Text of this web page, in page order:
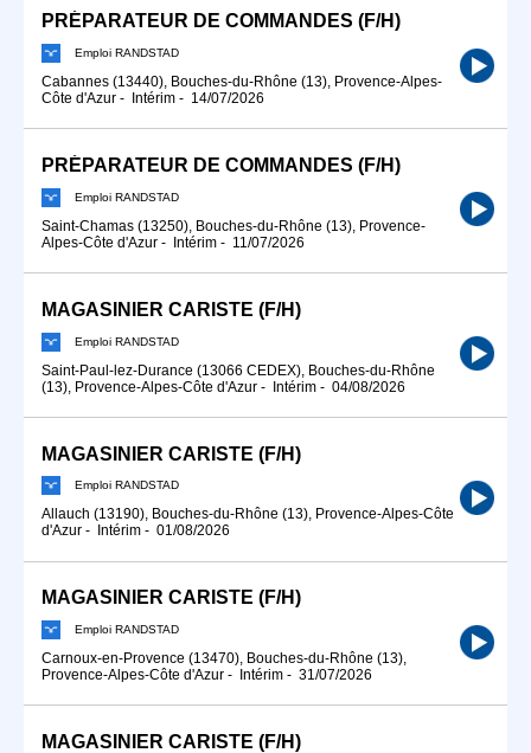
PRÉPARATEUR DE COMMANDES (F/H)
Emploi RANDSTAD
Cabannes (13440), Bouches-du-Rhône (13), Provence-Alpes-
Côte d'Azur - Intérim - 14/07/2026
PRÉPARATEUR DE COMMANDES (F/H)
Emploi RANDSTAD
Saint-Chamas (13250), Bouches-du-Rhône (13), Provence-
Alpes-Côte d'Azur - Intérim - 11/07/2026
MAGASINIER CARISTE (F/H)
Emploi RANDSTAD
Saint-Paul-lez-Durance (13066 CEDEX), Bouches-du-Rhône
(13), Provence-Alpes-Côte d'Azur - Intérim - 04/08/2026
MAGASINIER CARISTE (F/H)
Emploi RANDSTAD
Allauch (13190), Bouches-du-Rhône (13), Provence-Alpes-Côte
d'Azur - Intérim - 01/08/2026
MAGASINIER CARISTE (F/H)
Emploi RANDSTAD
Carnoux-en-Provence (13470), Bouches-du-Rhône (13),
Provence-Alpes-Côte d'Azur - Intérim - 31/07/2026
MAGASINIER CARISTE (F/H)